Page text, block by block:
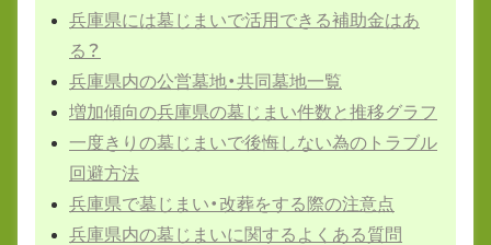
兵庫県には墓じまいで活用できる補助金はあ
る？
兵庫県内の公営墓地・共同墓地一覧
増加傾向の兵庫県の墓じまい件数と推移グラフ
一度きりの墓じまいで後悔しない為のトラブル
回避方法
兵庫県で墓じまい・改葬をする際の注意点
兵庫県内の墓じまいに関するよくある質問